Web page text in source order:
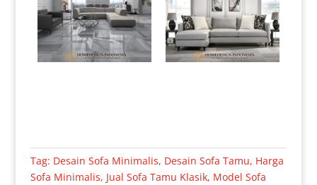
Tag: Desain Sofa Minimalis, Desain Sofa Tamu, Harga
Sofa Minimalis, Jual Sofa Tamu Klasik, Model Sofa